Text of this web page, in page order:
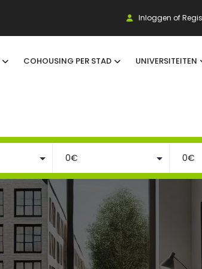
Inloggen of
COHOUSING PER STAD UNIVERSITEITEN